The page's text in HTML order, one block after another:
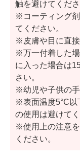
触を避けてくださ
※コーティング
てください。
※皮膚や目に直接
※万一付着した
に入った場合は
さい。
※幼児や子供の手
※表面温度5°C以
の使用は避けてく
※使用上の注意
ください。